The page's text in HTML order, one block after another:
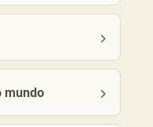
mundo